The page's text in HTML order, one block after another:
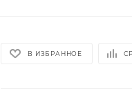
В ИЗБРАННОЕ